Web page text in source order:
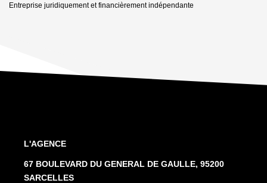
Entreprise juridiquement et financièrement indépendante
L'AGENCE
67 BOULEVARD DU GENERAL DE GAULLE, 95200
SARCELLES